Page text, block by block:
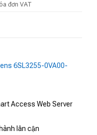
đơn VAT
6SL3255-0VA00-
Access Web Server
lân cận